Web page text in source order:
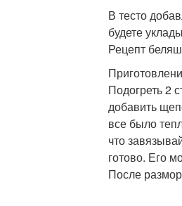
В тесто
будете
Рецепт
Подогреть 2
добавить
все было
что
готово. Его
После